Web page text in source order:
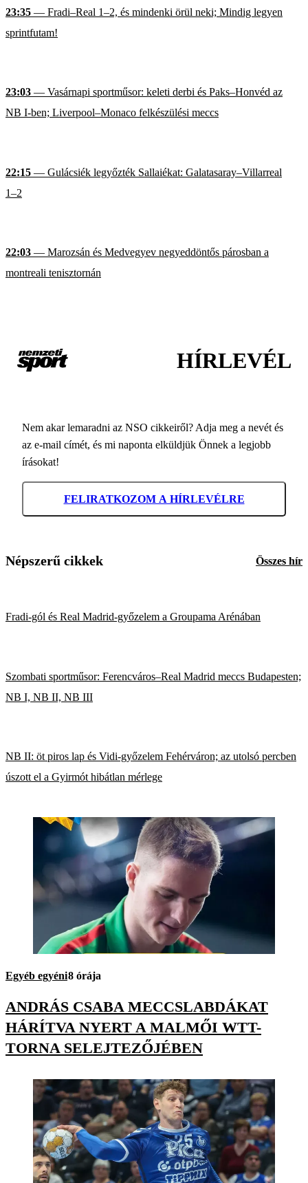
23:35 — Fradi–Real 1–2, és mindenki örül neki; Mindig legyen
sprintfutam!
23:03 — Vasárnapi sportműsor: keleti derbi és Paks–Honvéd az
NB I-ben; Liverpool–Monaco felkészülési meccs
22:15 — Gulácsiék legyőzték Sallaiékat: Galatasaray–Villarreal
1–2
22:03 — Marozsán és Medvegyev negyeddöntős párosban a
montreali tenisztornán
HÍRLEVÉL
Nem akar lemaradni az NSO cikkeiről? Adja meg a nevét és
az e-mail címét, és mi naponta elküldjük Önnek a legjobb
írásokat!
FELIRATKOZOM A HÍRLEVÉLRE
Népszerű cikkek Összes hír
Fradi-gól és Real Madrid-győzelem a Groupama Arénában
Szombati sportműsor: Ferencváros–Real Madrid meccs Budapesten;
NB I, NB II, NB III
NB II: öt piros lap és Vidi-győzelem Fehérváron; az utolsó percben
úszott el a Gyirmót hibátlan mérlege
Egyéb egyéni8 órája
ANDRÁS CSABA MECCSLABDÁKAT
HÁRÍTVA NYERT A MALMŐI WTT-
TORNA SELEJTEZŐJÉBEN